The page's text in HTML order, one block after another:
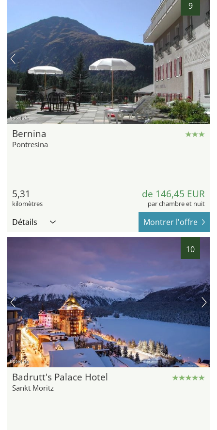
9
hotel.de
Bernina
Pontresina
5,31
kilomètres
de 146,45 EUR
par chambre et nuit
Détails Montrer l'offre
10
hotel.de
Badrutt's Palace Hotel
Sankt Moritz